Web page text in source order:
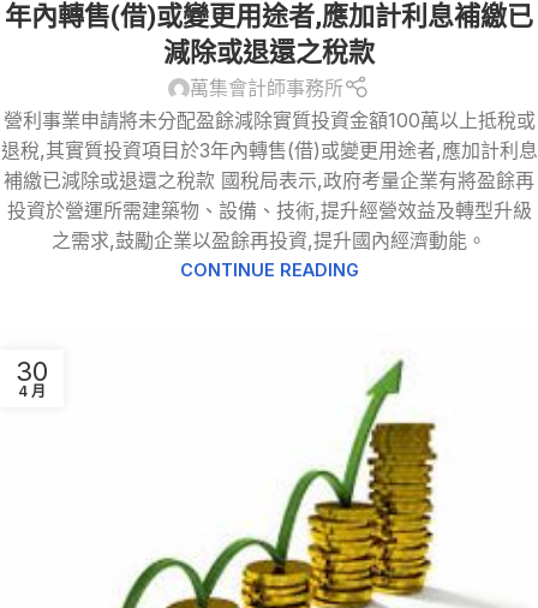
年內轉售(借)或變更用途者,應加計利息補繳已
減除或退還之稅款
萬集會計師事務所
營利事業申請將未分配盈餘減除實質投資金額100萬以上抵稅或
退稅,其實質投資項目於3年內轉售(借)或變更用途者,應加計利息
補繳已減除或退還之稅款 國稅局表示,政府考量企業有將盈餘再
投資於營運所需建築物、設備、技術,提升經營效益及轉型升級
之需求,鼓勵企業以盈餘再投資,提升國內經濟動能。
CONTINUE READING
30
4 月